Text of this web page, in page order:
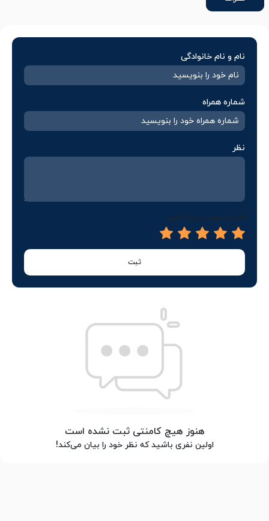
نام و نام خانوادگی
شماره همراه
نظر
امتیاز خود را وارد کنید
ثبت
هنوز هیچ کامنتی ثبت نشده است
اولین نفری باشید که نظر خود را بیان می‌کند!